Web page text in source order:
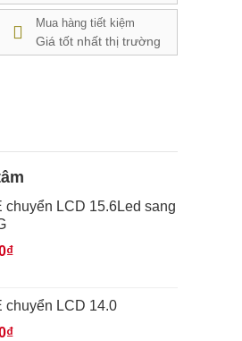
Mua hàng tiết kiệm
Giá tốt nhất thị trường
chuyển LCD 15.6Led sang
chuyển LCD 14.0